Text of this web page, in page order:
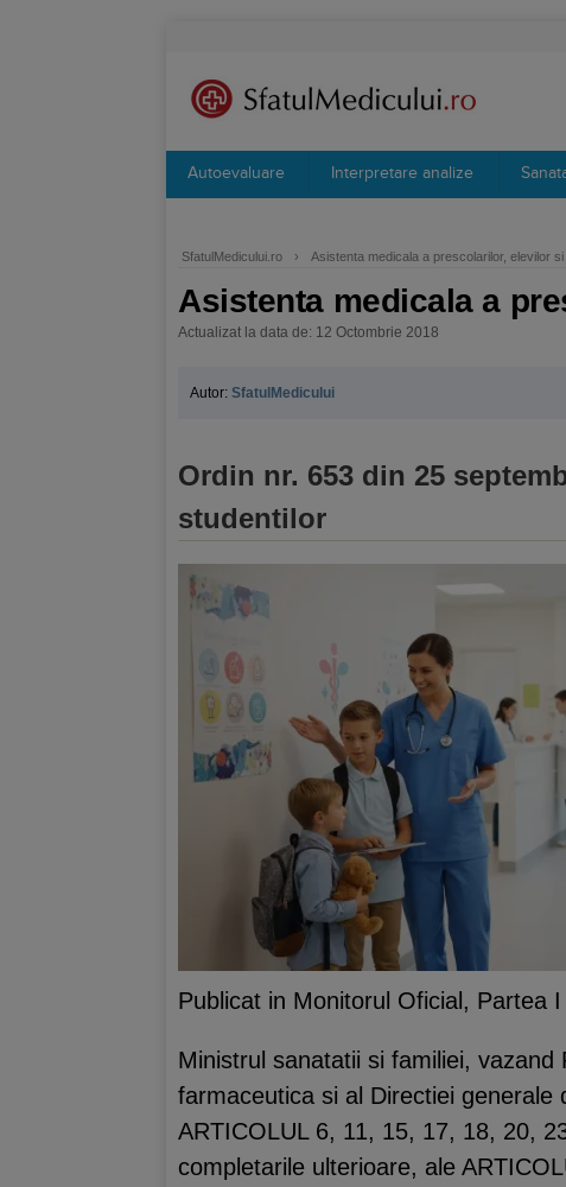
Autoevaluare Interpretare analize
SfatulMedicului.ro › Asistenta medicala a prescolarilor, elevilor
Asistenta medicala a
Actualizat la data de: 12 Octombrie 2018
Autor: SfatulMedicului
Ordin nr. 653 din 25
studentilor
Publicat in Monitorul Oficial, Partea
Ministrul sanatatii si familiei,
farmaceutica si al Directiei
ARTICOLUL 6, 11, 15, 17, 18, 20,
completarile ulterioare, ale